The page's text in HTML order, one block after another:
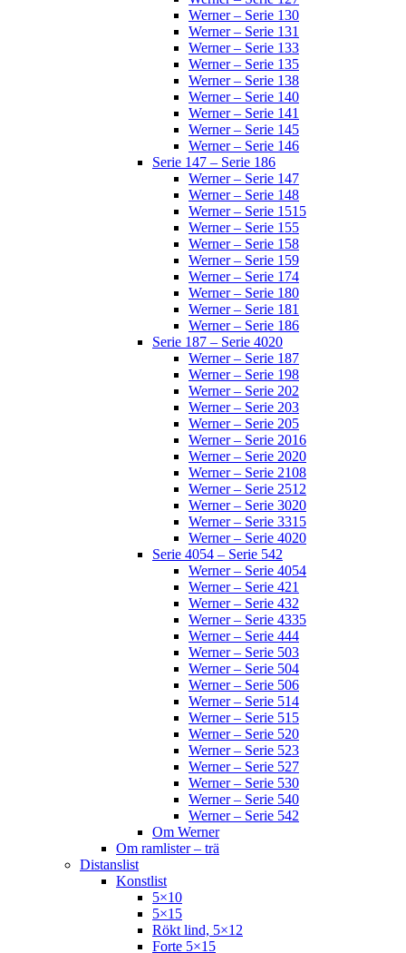
Werner – Serie 130
Werner – Serie 131
Werner – Serie 133
Werner – Serie 135
Werner – Serie 138
Werner – Serie 140
Werner – Serie 141
Werner – Serie 145
Werner – Serie 146
Serie 147 – Serie 186
Werner – Serie 147
Werner – Serie 148
Werner – Serie 1515
Werner – Serie 155
Werner – Serie 158
Werner – Serie 159
Werner – Serie 174
Werner – Serie 180
Werner – Serie 181
Werner – Serie 186
Serie 187 – Serie 4020
Werner – Serie 187
Werner – Serie 198
Werner – Serie 202
Werner – Serie 203
Werner – Serie 205
Werner – Serie 2016
Werner – Serie 2020
Werner – Serie 2108
Werner – Serie 2512
Werner – Serie 3020
Werner – Serie 3315
Werner – Serie 4020
Serie 4054 – Serie 542
Werner – Serie 4054
Werner – Serie 421
Werner – Serie 432
Werner – Serie 4335
Werner – Serie 444
Werner – Serie 503
Werner – Serie 504
Werner – Serie 506
Werner – Serie 514
Werner – Serie 515
Werner – Serie 520
Werner – Serie 523
Werner – Serie 527
Werner – Serie 530
Werner – Serie 540
Werner – Serie 542
Om Werner
Om ramlister – trä
Distanslist
Konstlist
5×10
5×15
Rökt lind, 5×12
Forte 5×15